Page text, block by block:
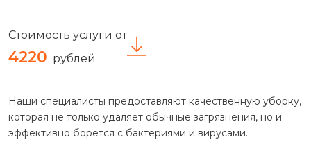
Стоимость услуги от
4220 рублей
Наши специалисты предоставляют качественную уборку,
которая не только удаляет обычные загрязнения, но и
эффективно борется с бактериями и вирусами.